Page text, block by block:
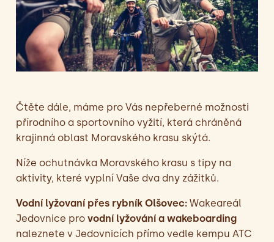
Čtěte dále, máme pro Vás nepřeberné možnosti
přírodního a sportovního vyžití, která chráněná
krajinná oblast Moravského krasu skýtá.
Níže ochutnávka Moravského krasu s tipy na
aktivity, které vyplní Vaše dva dny zážitků.
Vodní lyžovaní přes rybník Olšovec: Wakeareál
Jedovnice pro vodní lyžování a wakeboarding
naleznete v Jedovnicích přímo vedle kempu ATC